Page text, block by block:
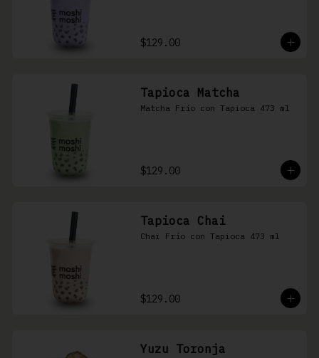
$129.00
Tapioca Matcha
Matcha Frío con Tapioca 473 ml
$129.00
Tapioca Chai
Chai Frío con Tapioca 473 ml
$129.00
Yuzu Toronja